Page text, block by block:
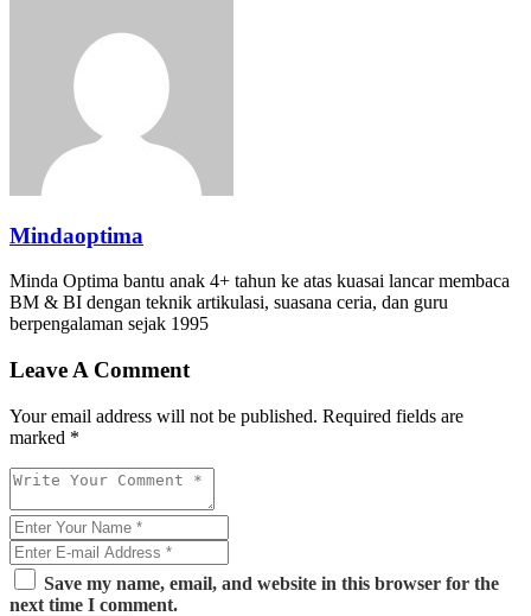
Mindaoptima
Minda Optima bantu anak 4+ tahun ke atas kuasai lancar membaca
BM & BI dengan teknik artikulasi, suasana ceria, dan guru
berpengalaman sejak 1995
Leave A Comment
Your email address will not be published. Required fields are
marked *
Save my name, email, and website in this browser for the
next time I comment.